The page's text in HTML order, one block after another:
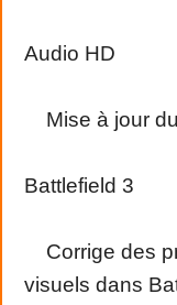
Audio HD
Mise à jour
Battlefield 3
Corrige des
visuels dans